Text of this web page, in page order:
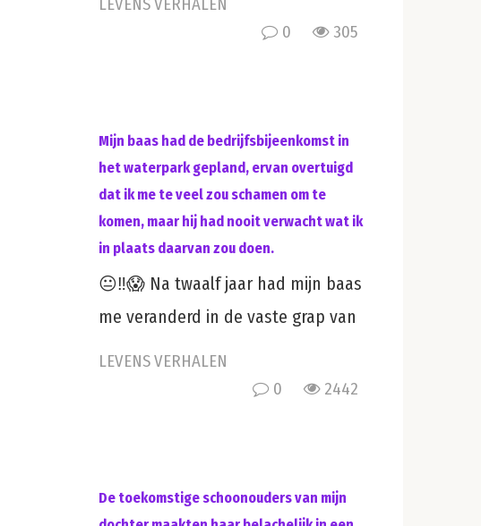
LEVENS VERHALEN
0
305
Mijn baas had de bedrijfsbijeenkomst in
het waterpark gepland, ervan overtuigd
dat ik me te veel zou schamen om te
komen, maar hij had nooit verwacht wat ik
in plaats daarvan zou doen.
😐‼️😱 Na twaalf jaar had mijn baas
me veranderd in de vaste grap van
LEVENS VERHALEN
0
2442
De toekomstige schoonouders van mijn